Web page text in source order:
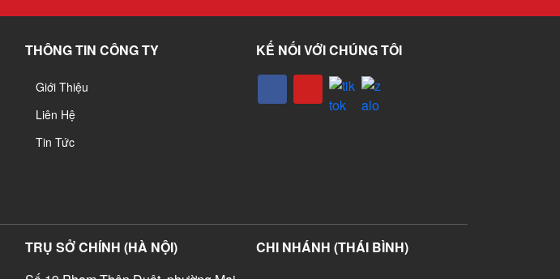
THÔNG TIN CÔNG TY
Giới Thiệu
Liên Hệ
Tin Tức
KẾ NỐI VỚI CHÚNG TÔI
TRỤ SỞ CHÍNH (HÀ NỘI)
CHI NHÁNH (THÁI BÌNH)